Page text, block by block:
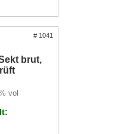
# 1041
brut,
vol